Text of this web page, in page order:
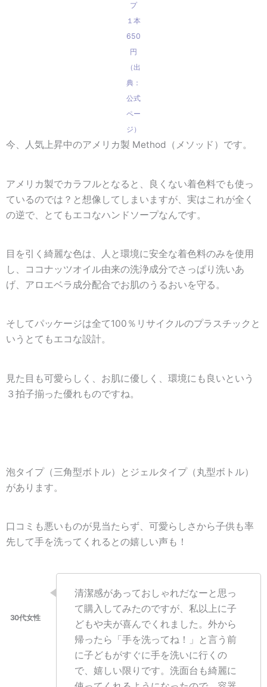
プ
１本
650
円
（出
典：
公式
ペー
ジ）
今、人気上昇中のアメリカ製 Method（メソッド）です。
アメリカ製でカラフルとなると、良くない着色料でも使っ
ているのでは？と想像してしまいますが、実はこれが全く
の逆で、とてもエコなハンドソープなんです。
目を引く綺麗な色は、 人と環境に安全な着色料のみを使用
し、
ココナッツオイル由来の洗浄成分でさっぱり洗いあ
げ、 アロエベラ成分配合でお肌のうるおいを守る。
そしてパッケージは全て100％リサイクルのプラスチックと
いうとてもエコな設計。
見た目も可愛らしく、お肌に優しく、環境にも良いという
３拍子揃った優れものですね。
泡タイプ（三角型ボトル）とジェルタイプ（丸型ボトル）
があります。
口コミも悪いものが見当たらず、可愛らしさから子供も率
先して手を洗ってくれるとの嬉しい声も！
清潔感があっておしゃれだなーと思っ
て購入してみたのですが、私以上に子
どもや夫が喜んでくれました。外から
帰ったら「手を洗ってね！」と言う前
に子どもがすぐに手を洗いに行くの
で、嬉しい限りです。洗面台も綺麗に